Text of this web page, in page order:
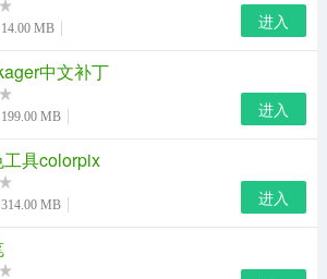
功能特色
rc4 加密的所有者密码
软件支持
格式，包括 9.0 的 acrobat pdf 文件
载一个 pdf 文件并快速对其进行解密
14.00 MB 进入
中文补丁
199.00 MB 进入
具colorpix
314.00 MB 进入